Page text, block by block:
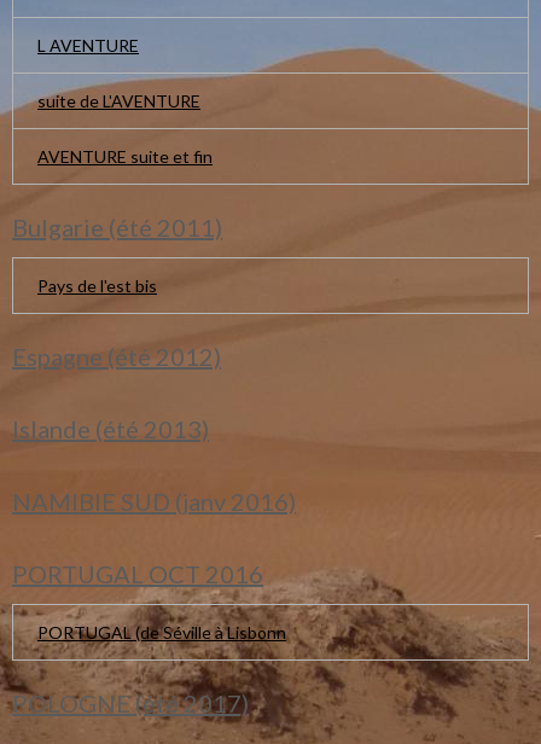
L AVENTURE
suite de L'AVENTURE
AVENTURE suite et fin
Bulgarie (été 2011)
Pays de l'est bis
Espagne (été 2012)
Islande (été 2013)
NAMIBIE SUD (janv 2016)
PORTUGAL OCT 2016
PORTUGAL (de Séville à Lisbonn
POLOGNE (été 2017)